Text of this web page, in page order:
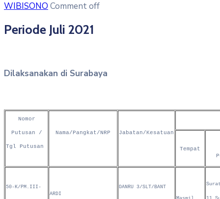
WIBISONO Comment off
Periode Juli 2021
Dilaksanakan di Surabaya
Nomor
Putusan /
Tgl Putusan
Nama/Pangkat/NRP Jabatan/Kesatuan
Tempat
50-K/PM.III-
ARDI
DANRU 3/SLT/BANT